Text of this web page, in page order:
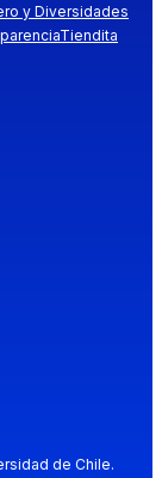
y Diversidades
Tiendita
de Chile.